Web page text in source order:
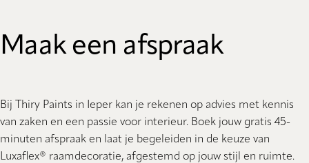
Maak een afspraak
Bij Thiry Paints in Ieper kan je rekenen op advies met kennis
van zaken en een passie voor interieur. Boek jouw gratis 45-
minuten afspraak en laat je begeleiden in de keuze van
Luxaflex® raamdecoratie, afgestemd op jouw stijl en ruimte.